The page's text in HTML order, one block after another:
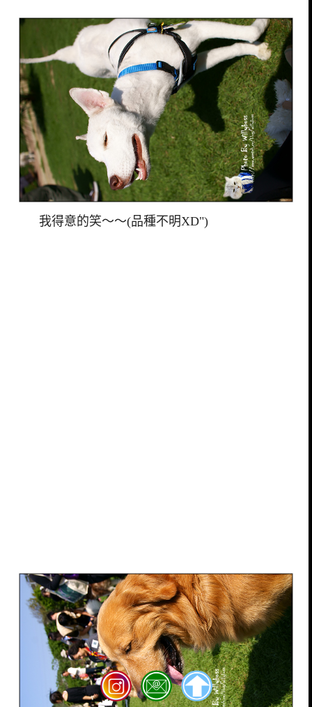
我得意的笑～～(品種不明XD")